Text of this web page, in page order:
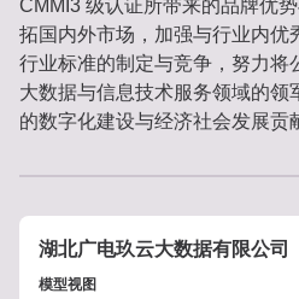
CMMI3 级认证所带来的品牌优
拓国内外市场，加强与行业内优
行业标准的制定与竞争，努力将
大数据与信息技术服务领域的领
的数字化建设与经济社会发展贡
湖北广电玖云大数据有限公司
模型视图